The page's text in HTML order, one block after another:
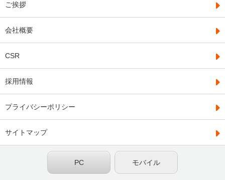
ご挨拶
会社概要
CSR
採用情報
プライバシーポリシー
サイトマップ
モバイル
PC